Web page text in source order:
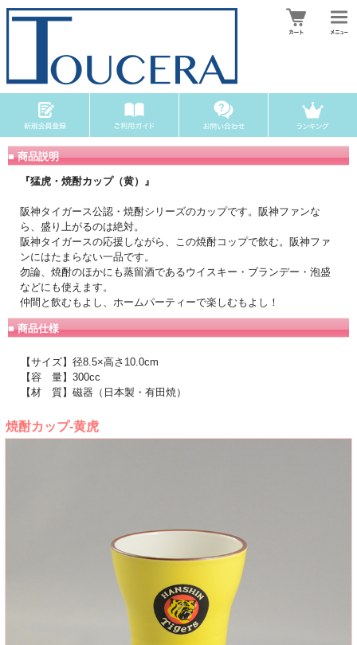
■ 商品説明
『猛虎・焼酎カップ（黄）』
阪神タイガース公認・焼酎シリーズのカップです。阪神ファンな
ら、盛り上がるのは絶対。
阪神タイガースの応援しながら、この焼酎コップで飲む。阪神ファ
ンにはたまらない一品です。
勿論、焼酎のほかにも蒸留酒であるウイスキー・ブランデー・泡盛
などにも使えます。
仲間と飲むもよし、ホームパーティーで楽しむもよし！
■ 商品仕様
【サイズ】径8.5×高さ10.0cm
【容 量】300cc
【材 質】磁器（日本製・有田焼）
焼酎カップ-黄虎